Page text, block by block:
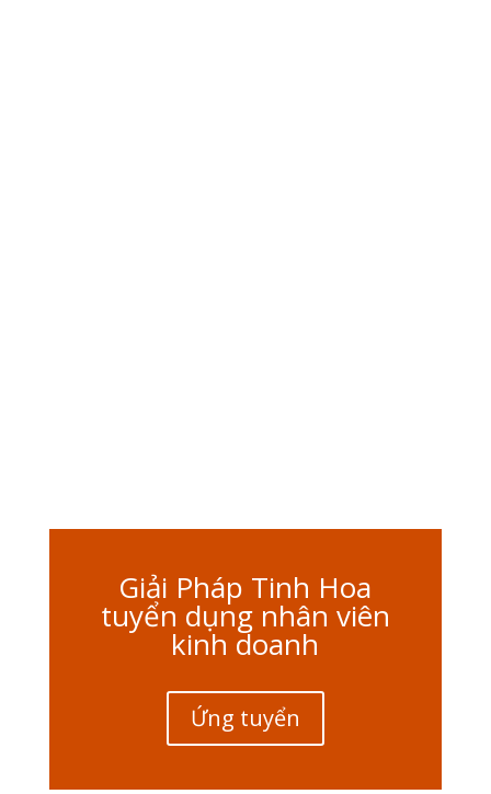
Giải Pháp Tinh Hoa
tuyển dụng nhân viên
kinh doanh
Ứng tuyển